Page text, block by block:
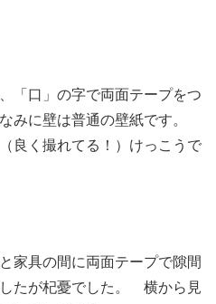
「口」の字で両面テープをつ
みに壁は普通の壁紙です。
良く撮れてる！）けっこうで
家具の間に両面テープで隙間
たが杞憂でした。 横から見